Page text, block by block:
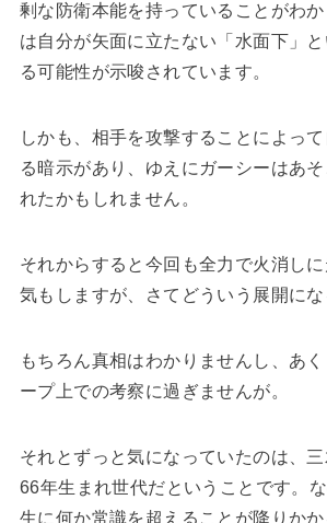
剰な防衛本能を持っていることがわ
は自分が矢面に立たない「水面下」
る可能性が示唆されています。
しかも、相手を攻撃することによっ
る暗示があり、ゆえにガーシーはあ
れたかもしれません。
それからすると今回も全力で火消し
気もしますが、さてどういう展開にな
もちろん真相はわかりませんし、あ
ープ上での考察に過ぎませんが。
それとずっと気になっていたのは、
66年生まれ世代だということです。
生に何か常識を超えることが降りか